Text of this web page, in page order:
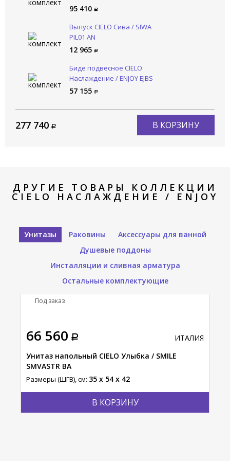
95 410
Выпуск CIELO Сива / SIWA
PIL01 AN
12 965
Биде подвесное CIELO
Наслаждение / ENJOY EJBS
AN
57 155
277 740 В КОРЗИНУ
ДРУГИЕ ТОВАРЫ КОЛЛЕКЦИИ
CIELO НАСЛАЖДЕНИЕ / ENJOY
Унитазы Раковины
Аксессуары для ванной
Душевые поддоны
Инсталляции и сливная арматура
Остальные комплектующие
66 560
В КОРЗИНУ
ИТАЛИЯ
Унитаз напольный CIELO Улыбка / SMILE
SMVASTR BA
Размеры (ШГВ), см: 35 x 54 x 42
Под заказ